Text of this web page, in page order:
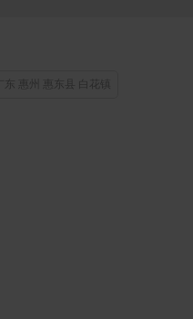
广东 惠州 惠东县 白花镇